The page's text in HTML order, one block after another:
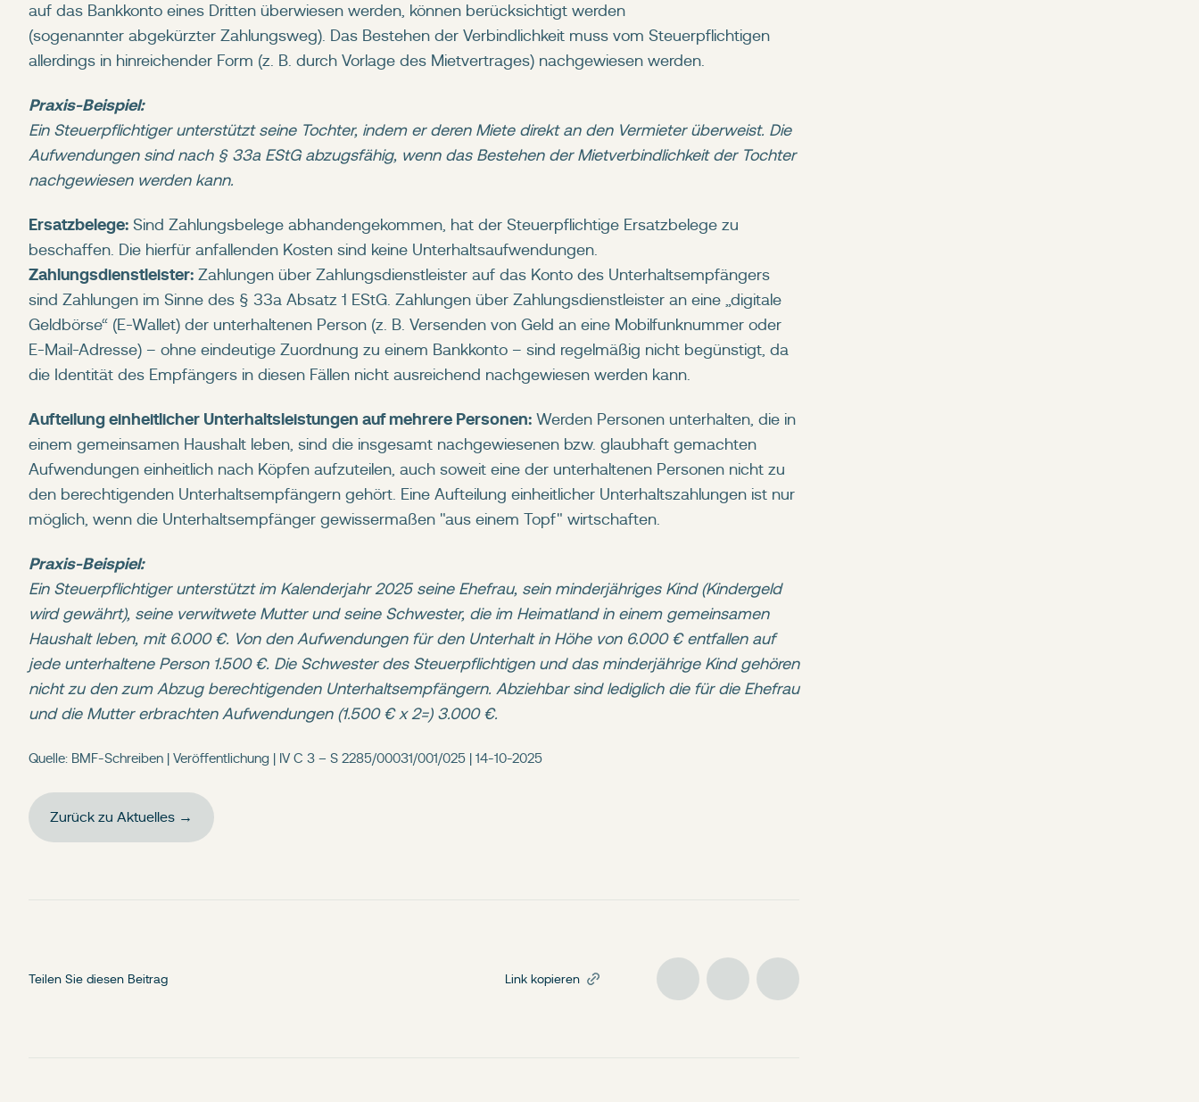
auf das Bankkonto eines Dritten überwiesen werden, können berücksichtigt werden
(sogenannter abgekürzter Zahlungsweg). Das Bestehen der Verbindlichkeit muss vom Steuerpflichtigen
allerdings in hinreichender Form (z. B. durch Vorlage des Mietvertrages) nachgewiesen werden.
Praxis-Beispiel:
Ein Steuerpflichtiger unterstützt seine Tochter, indem er deren Miete direkt an den Vermieter überweist. Die
Aufwendungen sind nach § 33a EStG abzugsfähig, wenn das Bestehen der Mietverbindlichkeit der Tochter
nachgewiesen werden kann.
Ersatzbelege: Sind Zahlungsbelege abhandengekommen, hat der Steuerpflichtige Ersatzbelege zu
beschaffen. Die hierfür anfallenden Kosten sind keine Unterhaltsaufwendungen.
Zahlungsdienstleister: Zahlungen über Zahlungsdienstleister auf das Konto des Unterhaltsempfängers
sind Zahlungen im Sinne des § 33a Absatz 1 EStG. Zahlungen über Zahlungsdienstleister an eine „digitale
Geldbörse“ (E-Wallet) der unterhaltenen Person (z. B. Versenden von Geld an eine Mobilfunknummer oder
E-Mail-Adresse) – ohne eindeutige Zuordnung zu einem Bankkonto – sind regelmäßig nicht begünstigt, da
die Identität des Empfängers in diesen Fällen nicht ausreichend nachgewiesen werden kann.
Aufteilung einheitlicher Unterhaltsleistungen auf mehrere Personen: Werden Personen unterhalten, die in
einem gemeinsamen Haushalt leben, sind die insgesamt nachgewiesenen bzw. glaubhaft gemachten
Aufwendungen einheitlich nach Köpfen aufzuteilen, auch soweit eine der unterhaltenen Personen nicht zu
den berechtigenden Unterhaltsempfängern gehört. Eine Aufteilung einheitlicher Unterhaltszahlungen ist nur
möglich, wenn die Unterhaltsempfänger gewissermaßen "aus einem Topf" wirtschaften.
Praxis-Beispiel:
Ein Steuerpflichtiger unterstützt im Kalenderjahr 2025 seine Ehefrau, sein minderjähriges Kind (Kindergeld
wird gewährt), seine verwitwete Mutter und seine Schwester, die im Heimatland in einem gemeinsamen
Haushalt leben, mit 6.000 €. Von den Aufwendungen für den Unterhalt in Höhe von 6.000 € entfallen auf
jede unterhaltene Person 1.500 €. Die Schwester des Steuerpflichtigen und das minderjährige Kind gehören
nicht zu den zum Abzug berechtigenden Unterhaltsempfängern. Abziehbar sind lediglich die für die Ehefrau
und die Mutter erbrachten Aufwendungen (1.500 € x 2=) 3.000 €.
Quelle: BMF-Schreiben | Veröffentlichung | IV C 3 – S 2285/00031/001/025 | 14-10-2025
Zurück zu Aktuelles →
Teilen Sie diesen Beitrag Link kopieren